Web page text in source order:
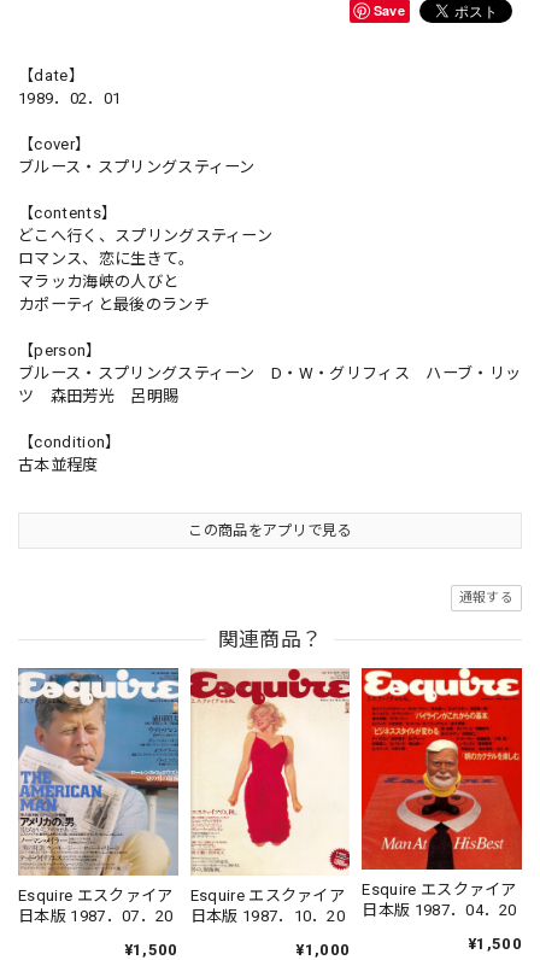
Save
【date】
1989．02．01
【cover】
ブルース・スプリングスティーン
【contents】
どこへ行く、スプリングスティーン
ロマンス、恋に生きて。
マラッカ海峡の人びと
カポーティと最後のランチ
【person】
ブルース・スプリングスティーン D・W・グリフィス ハーブ・リッ
ツ 森田芳光 呂明賜
【condition】
古本並程度
この商品をアプリで見る
通報する
関連商品？
Esquire エスクァイア
日本版 1987．07．20
¥1,500
Esquire エスクァイア
日本版 1987．10．20
¥1,000
Esquire エスクァイア
日本版 1987．04．20
¥1,500